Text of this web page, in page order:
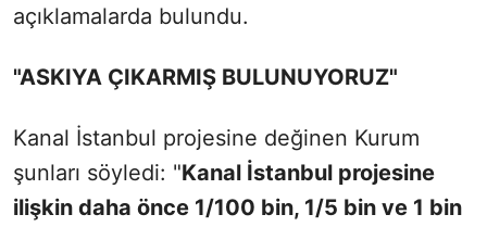
açıklamalarda bulundu.
"ASKIYA ÇIKARMIŞ BULUNUYORUZ"
Kanal İstanbul projesine değinen Kurum
şunları söyledi: "Kanal İstanbul projesine
ilişkin daha önce 1/100 bin, 1/5 bin ve 1 bin